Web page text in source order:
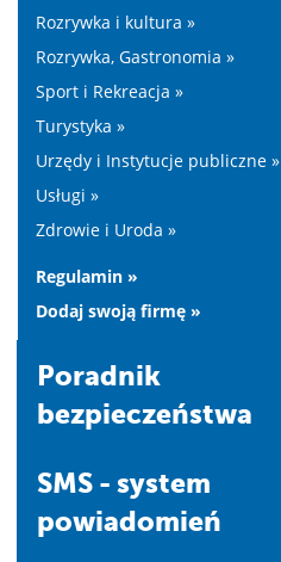
Rozrywka i kultura »
Rozrywka, Gastronomia »
Sport i Rekreacja »
Turystyka »
Urzędy i Instytucje publiczne »
Usługi »
Zdrowie i Uroda »
Regulamin »
Dodaj swoją firmę »
Poradnik
bezpieczeństwa
SMS - system
powiadomień